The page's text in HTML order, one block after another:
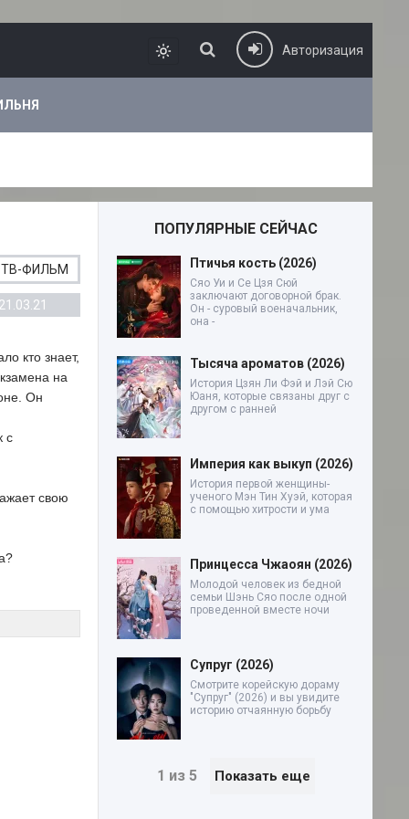
Авторизация
ТВ-ФИЛЬМ
21.03.21
кто знает,
на
Он
с
свою
ПОПУЛЯРНЫЕ СЕЙЧАС
Птичья кость (2026)
Сяо Уи и Се Цзя Сюй
заключают договорной брак.
Он - суровый военачальник,
она -
Тысяча ароматов (2026)
История Цзян Ли Фэй и Лэй Сю
Юаня, которые связаны друг с
другом с ранней
Империя как выкуп (2026)
История первой женщины-
ученого Мэн Тин Хуэй, которая
с помощью хитрости и ума
Принцесса Чжаоян (2026)
Молодой человек из бедной
семьи Шэнь Сяо после одной
проведенной вместе ночи
Супруг (2026)
Смотрите корейскую дораму
"Супруг" (2026) и вы увидите
историю отчаянную борьбу
1 из 5 Показать еще